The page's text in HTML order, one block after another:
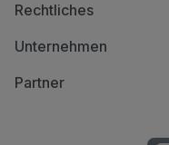
Rechtliches
Unternehmen
Partner